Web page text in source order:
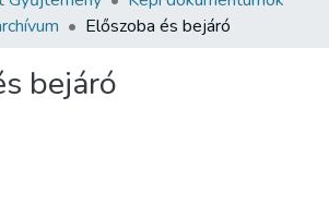
Előszoba és bejáró
bejáró